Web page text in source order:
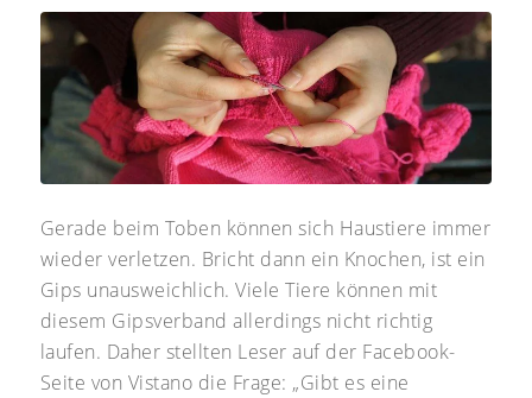
Gerade beim Toben können sich Haustiere immer
wieder verletzen. Bricht dann ein Knochen, ist ein
Gips unausweichlich. Viele Tiere können mit
diesem Gipsverband allerdings nicht richtig
laufen. Daher stellten Leser auf der Facebook-
Seite von Vistano die Frage: „Gibt es eine